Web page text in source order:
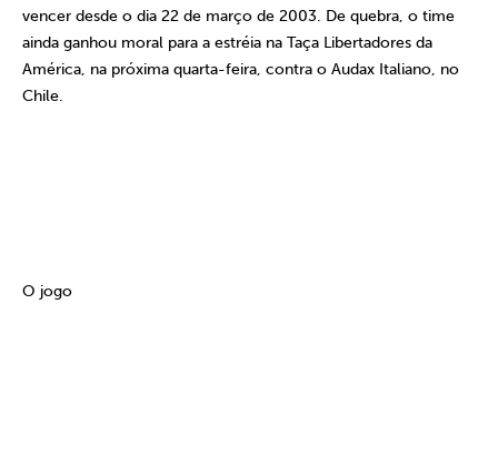
vencer desde o dia 22 de março de 2003. De quebra, o time
ainda ganhou moral para a estréia na Taça Libertadores da
América, na próxima quarta-feira, contra o Audax Italiano, no
Chile.
O jogo